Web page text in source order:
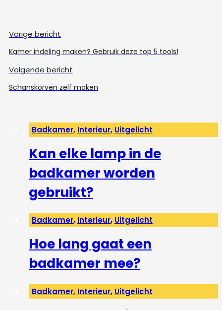
Vorige bericht
Kamer indeling maken? Gebruik deze top 5 tools!
Volgende bericht
Schanskorven zelf maken
Badkamer, Interieur, Uitgelicht
Kan elke lamp in de
badkamer worden
gebruikt?
Badkamer, Interieur, Uitgelicht
Hoe lang gaat een
badkamer mee?
Badkamer, Interieur, Uitgelicht